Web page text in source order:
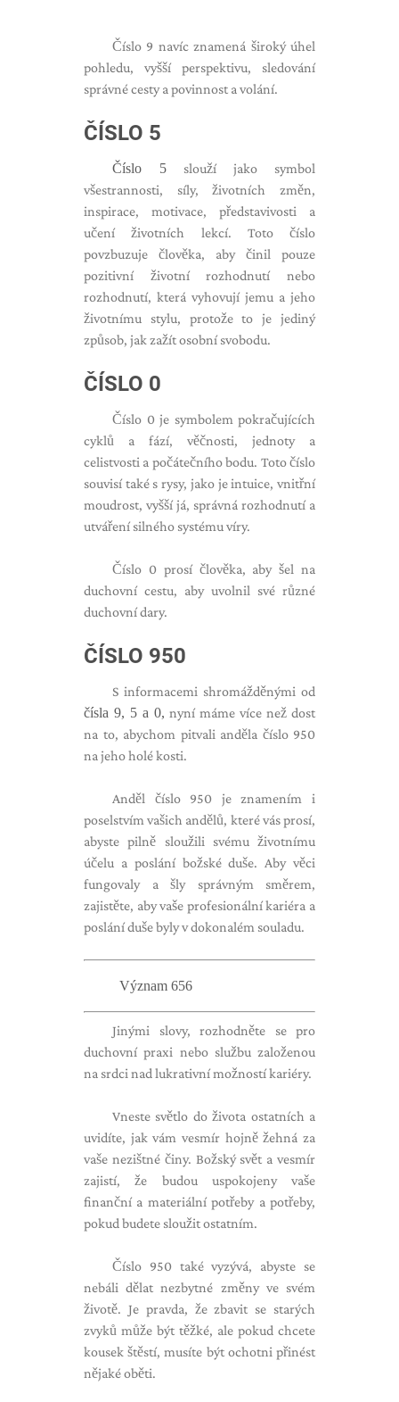
Číslo 9 navíc znamená široký úhel
pohledu, vyšší perspektivu, sledování
správné cesty a povinnost a volání.
ČÍSLO 5
Číslo 5 slouží jako symbol
všestrannosti, síly, životních změn,
inspirace, motivace, představivosti a
učení životních lekcí. Toto číslo
povzbuzuje člověka, aby činil pouze
pozitivní životní rozhodnutí nebo
rozhodnutí, která vyhovují jemu a jeho
životnímu stylu, protože to je jediný
způsob, jak zažít osobní svobodu.
ČÍSLO 0
Číslo 0 je symbolem pokračujících
cyklů a fází, věčnosti, jednoty a
celistvosti a počátečního bodu. Toto číslo
souvisí také s rysy, jako je intuice, vnitřní
moudrost, vyšší já, správná rozhodnutí a
utváření silného systému víry.
Číslo 0 prosí člověka, aby šel na
duchovní cestu, aby uvolnil své různé
duchovní dary.
ČÍSLO 950
S informacemi shromážděnými od
čísla 9, 5 a 0, nyní máme více než dost
na to, abychom pitvali anděla číslo 950
na jeho holé kosti.
Anděl číslo 950 je znamením i
poselstvím vašich andělů, které vás prosí,
abyste pilně sloužili svému životnímu
účelu a poslání božské duše. Aby věci
fungovaly a šly správným směrem,
zajistěte, aby vaše profesionální kariéra a
poslání duše byly v dokonalém souladu.
Význam 656
Jinými slovy, rozhodněte se pro
duchovní praxi nebo službu založenou
na srdci nad lukrativní možností kariéry.
Vneste světlo do života ostatních a
uvidíte, jak vám vesmír hojně žehná za
vaše nezištné činy. Božský svět a vesmír
zajistí, že budou uspokojeny vaše
finanční a materiální potřeby a potřeby,
pokud budete sloužit ostatním.
Číslo 950 také vyzývá, abyste se
nebáli dělat nezbytné změny ve svém
životě. Je pravda, že zbavit se starých
zvyků může být těžké, ale pokud chcete
kousek štěstí, musíte být ochotni přinést
nějaké oběti.